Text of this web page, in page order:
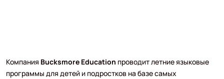
Компания Bucksmore Education проводит летние языковые
программы для детей и подростков на базе самых